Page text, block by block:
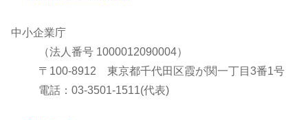
中小企業庁
（法人番号 1000012090004）
〒100-8912 東京都千代田区霞が関一丁目3番1号
電話：03-3501-1511(代表)